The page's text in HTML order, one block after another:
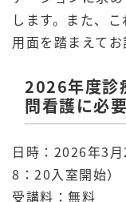
します。また、
用面を踏まえてお
2026年度診
問看護に必
日時：2026年3
8：20入室開始）
受講料：無料